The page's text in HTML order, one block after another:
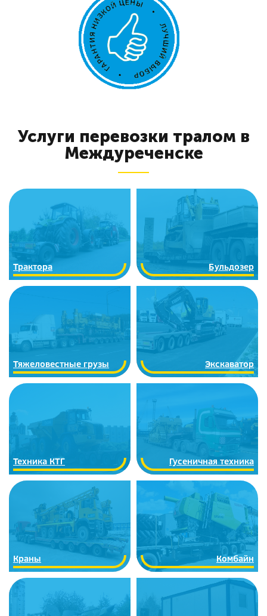
Услуги перевозки тралом в
Междуреченске
Трактора Бульдозер
Тяжеловестные грузы Экскаватор
Техника КТГ Гусеничная техника
Краны Комбайн